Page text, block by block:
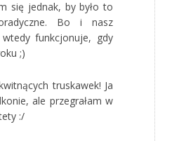
się jednak, by było to
Bo i nasz
funkcjonuje, gdy
;)
truskawek! Ja
ale przegrałam w
:/